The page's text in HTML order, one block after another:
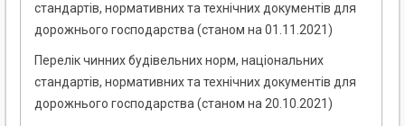
стандартів, нормативних та технічних документів для
дорожнього господарства (станом на 01.11.2021)
Перелік чинних будівельних норм, національних
стандартів, нормативних та технічних документів для
дорожнього господарства (станом на 20.10.2021)